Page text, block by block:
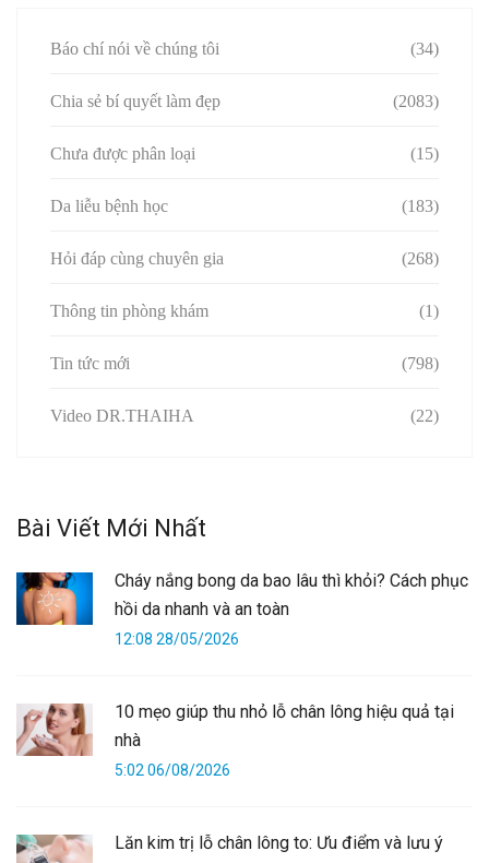
Báo chí nói về chúng tôi (34)
Chia sẻ bí quyết làm đẹp (2083)
Chưa được phân loại (15)
Da liễu bệnh học (183)
Hỏi đáp cùng chuyên gia (268)
Thông tin phòng khám (1)
Tin tức mới (798)
Video DR.THAIHA (22)
Bài Viết Mới Nhất
Cháy nắng bong da bao lâu thì khỏi? Cách phục
hồi da nhanh và an toàn
12:08 28/05/2026
10 mẹo giúp thu nhỏ lỗ chân lông hiệu quả tại
nhà
5:02 06/08/2026
Lăn kim trị lỗ chân lông to: Ưu điểm và lưu ý